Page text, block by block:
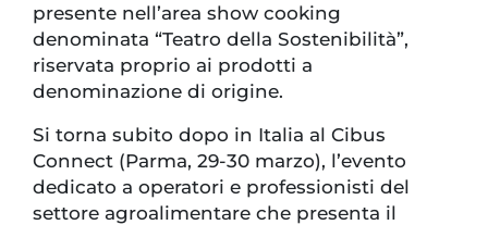
presente nell’area show cooking
denominata “Teatro della Sostenibilità”,
riservata proprio ai prodotti a
denominazione di origine.
Si torna subito dopo in Italia al Cibus
Connect (Parma, 29-30 marzo), l’evento
dedicato a operatori e professionisti del
settore agroalimentare che presenta il